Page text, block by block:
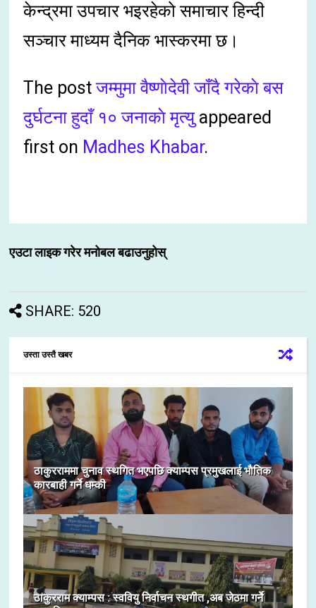
केन्द्रमा उपचार भइरहेको समाचार हिन्दी
सञ्चार माध्यम दैनिक भास्करमा छ।
The postजम्मुमा वैष्णाेदेवी जाँदै गरेकाे बस
दुर्घटना हुदाँ १० जनाकाे मृत्युappeared
first on Madhes Khabar.
एउटा लाइक गरेर मनोबल बढाउनुहोस्
SHARE: 520
उस्ता उस्तै खबर
ठाकुरराममा चुनाव स्थगित भएपछि क्याम्पस प्रमुखलाई भाैतिक
कारबाही गर्ने धम्की
ठाकुरराम क्याम्पस : स्ववियु निर्वाचन स्थगीत ,अब जेठमा गर्ने